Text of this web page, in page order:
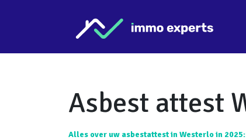
Asbest attest
Alles over uw asbestattest in Westerlo in